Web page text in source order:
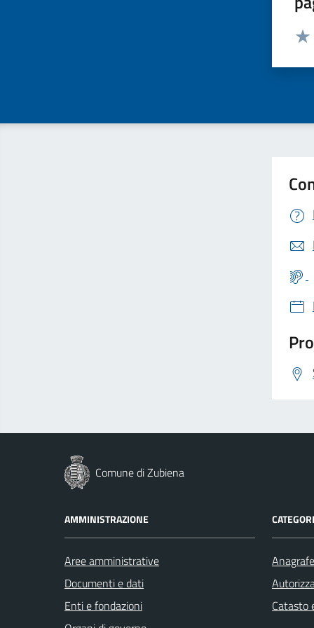
Comune di Zubiena
AMMINISTRAZIONE
Aree amministrative
Documenti e dati
Enti e fondazioni
Catasto